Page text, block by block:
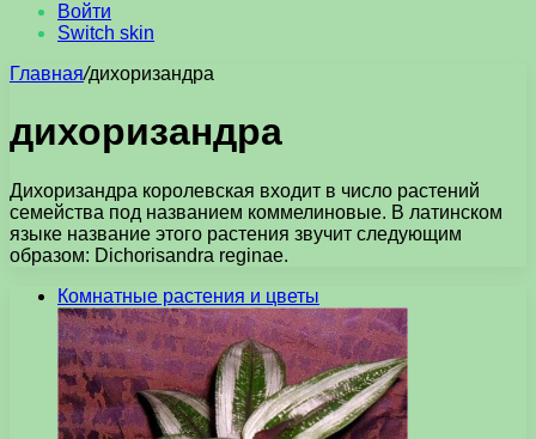
Войти
Switch skin
Главная/дихоризандра
дихоризандра
Дихоризандра королевская входит в число растений
семейства под названием коммелиновые. В латинском
языке название этого растения звучит следующим
образом: Dichorisandra reginae.
Комнатные растения и цветы